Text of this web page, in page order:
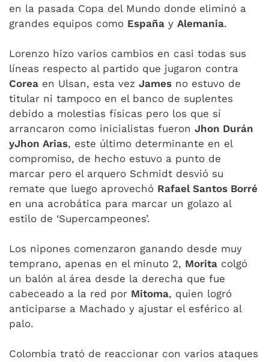
en la pasada Copa del Mundo donde eliminó a
grandes equipos como España y Alemania.
Lorenzo hizo varios cambios en casi todas sus
líneas respecto al partido que jugaron contra
Corea en Ulsan, esta vez James no estuvo de
titular ni tampoco en el banco de suplentes
debido a molestias físicas pero los que sí
arrancaron como inicialistas fueron Jhon Durán
yJhon Arias, este último determinante en el
compromiso, de hecho estuvo a punto de
marcar pero el arquero Schmidt desvió su
remate que luego aprovechó Rafael Santos Borré
en una acrobática para marcar un golazo al
estilo de ‘Supercampeones’.
Los nipones comenzaron ganando desde muy
temprano, apenas en el minuto 2, Morita colgó
un balón al área desde la derecha que fue
cabeceado a la red por Mitoma, quien logró
anticiparse a Machado y ajustar el esférico al
palo.
Colombia trató de reaccionar con varios ataques